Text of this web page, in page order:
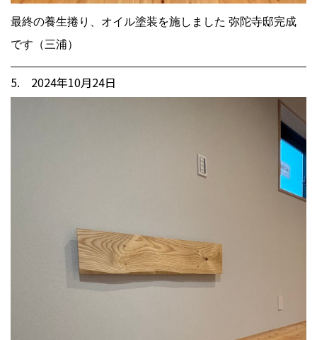
最終の養生捲り、オイル塗装を施しました 弥陀寺邸完成
です（三浦）
5. 2024年10月24日